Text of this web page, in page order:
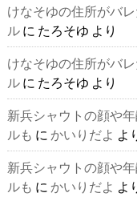
けなそゆの住所がバ
ルに たろそゆ より
けなそゆの住所がバ
ルに たろそゆ より
新兵シャウトの顔や
ルも に かいりだよ よ
新兵シャウトの顔や
ルも に かいりだよ よ